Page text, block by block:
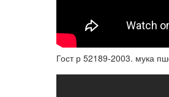
Гост р 52189-2003. мука